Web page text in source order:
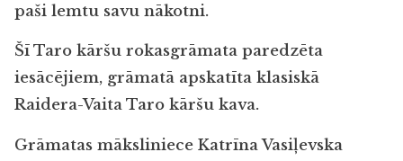
paši lemtu savu nākotni.
Šī Taro kāršu rokasgrāmata paredzēta
iesācējiem, grāmatā apskatīta klasiskā
Raidera-Vaita Taro kāršu kava.
Grāmatas māksliniece Katrīna Vasiļevska